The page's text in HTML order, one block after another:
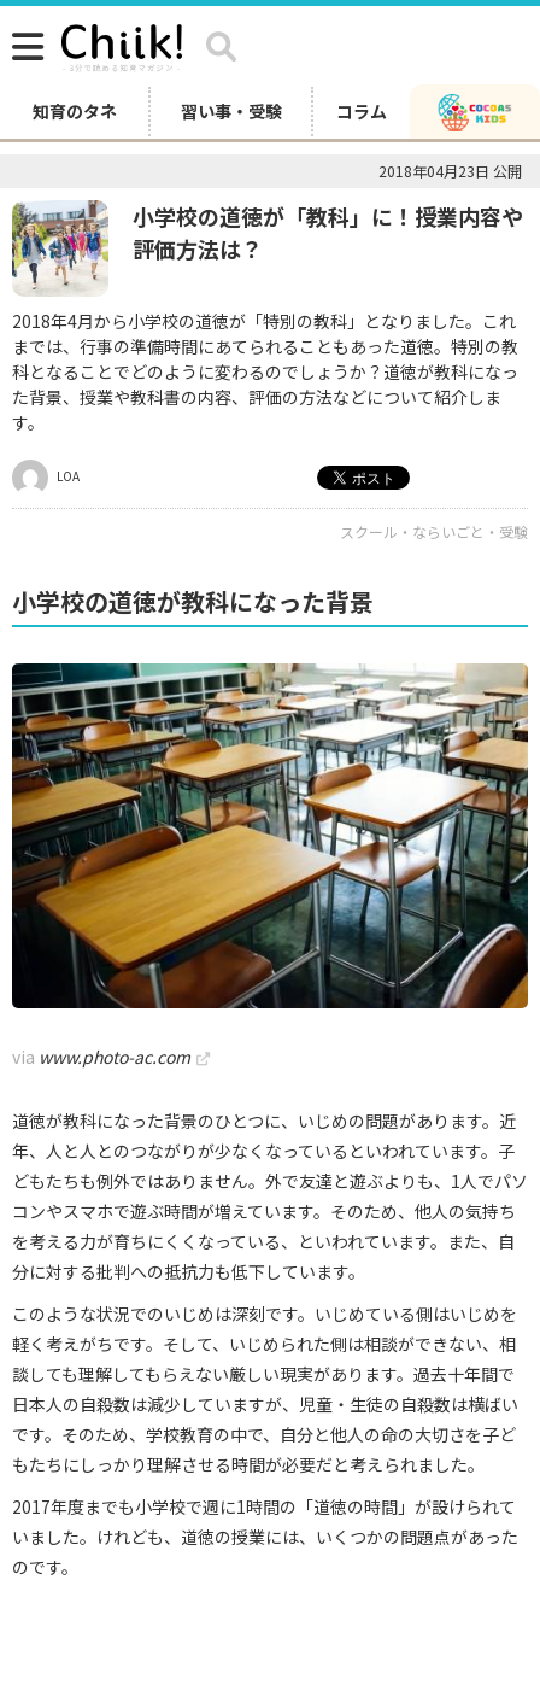
知育のタネ 習い事・受験 コラム
2018年04月23日 公開
小学校の道徳が「教科」に！授業内容や
評価方法は？
2018年4月から小学校の道徳が「特別の教科」となりました。これ
までは、行事の準備時間にあてられることもあった道徳。特別の教
科となることでどのように変わるのでしょうか？道徳が教科になっ
た背景、授業や教科書の内容、評価の方法などについて紹介しま
す。
LOA
スクール・ならいごと・受験
小学校の道徳が教科になった背景
via www.photo-ac.com
道徳が教科になった背景のひとつに、いじめの問題があります。近
年、人と人とのつながりが少なくなっているといわれています。子
どもたちも例外ではありません。外で友達と遊ぶよりも、1人でパソ
コンやスマホで遊ぶ時間が増えています。そのため、他人の気持ち
を考える力が育ちにくくなっている、といわれています。また、自
分に対する批判への抵抗力も低下しています。
このような状況でのいじめは深刻です。いじめている側はいじめを
軽く考えがちです。そして、いじめられた側は相談ができない、相
談しても理解してもらえない厳しい現実があります。過去十年間で
日本人の自殺数は減少していますが、児童・生徒の自殺数は横ばい
です。そのため、学校教育の中で、自分と他人の命の大切さを子ど
もたちにしっかり理解させる時間が必要だと考えられました。
2017年度までも小学校で週に1時間の「道徳の時間」が設けられて
いました。けれども、道徳の授業には、いくつかの問題点があった
のです。